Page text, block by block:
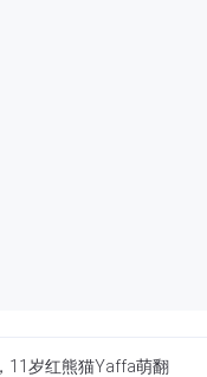
11岁红熊猫Yaffa萌翻